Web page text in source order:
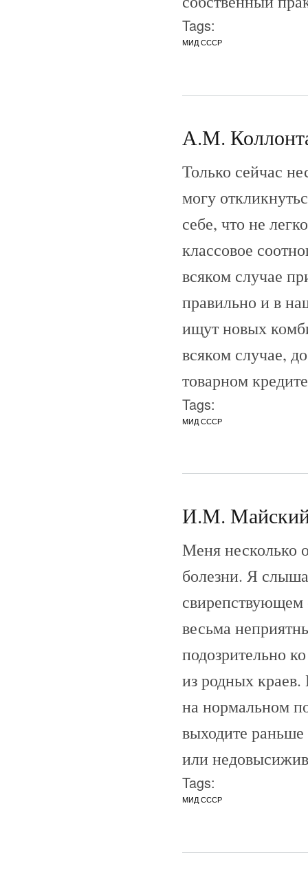
Tags:
МИД СССР
А.М.
Только сейчас
могу
себе, что не
классовое
всяком случае
правильно и в
ищут новых
всяком случае,
товарном
Tags:
МИД СССР
И.М. Майский
Меня несколько
болезни. Я
весьма
подозрительно
из родных
на нормальном
выходите
или
Tags:
МИД СССР